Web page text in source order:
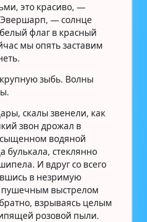
это красиво, —
Эвершарп, — солнце
флаг в красный
мы опять заставим
зыбь. Волны
скалы звенели, как
звон дрожал в
водяной
булькала, стеклянно
И вдруг со всего
в незримую
пушечным выстрелом
взрываясь целым
розовой пыли.